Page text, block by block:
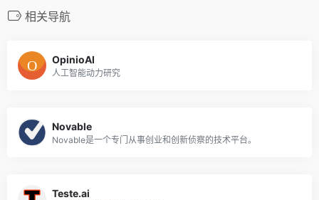
相关导航
OpinioAI
人工智能动力研究
Novable
Novable是一个专门从事创业和创新侦察的技术平台。
Teste.ai